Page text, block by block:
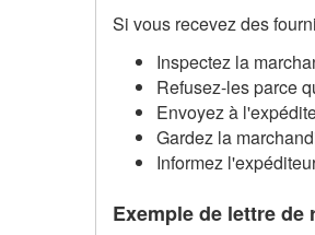
Si vous recevez des
Inspectez la
Refusez-les parce
Envoyez à
Gardez la
Informez
Exemple de lettre